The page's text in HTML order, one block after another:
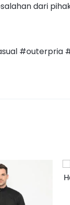
dari
#outerpria